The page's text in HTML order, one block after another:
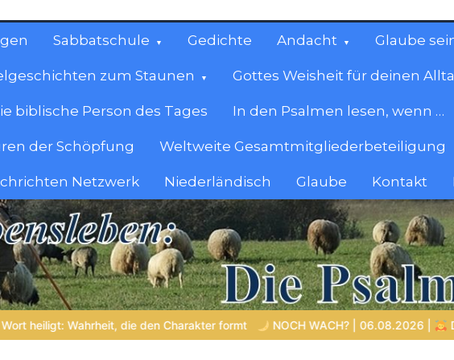
Sabbatschule Gedichte Andacht Glaube
zum Staunen Gottes Weisheit für deinen
biblische Person des Tages In den Psalmen lesen, wenn …
der Schöpfung Weltweite Gesamtmitgliederbeteiligung
Netzwerk Niederländisch Glaube Kontakt
formt NOCH WACH? | 06.08.2026 | Das Größte, was du geben